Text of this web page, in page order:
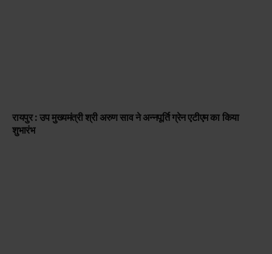
रायपुर : उप मुख्यमंत्री श्री अरुण साव ने अन्नपूर्ति ग्रेन एटीएम का किया
शुभारंभ